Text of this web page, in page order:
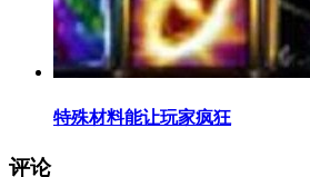
特殊材料能让玩家疯狂
评论